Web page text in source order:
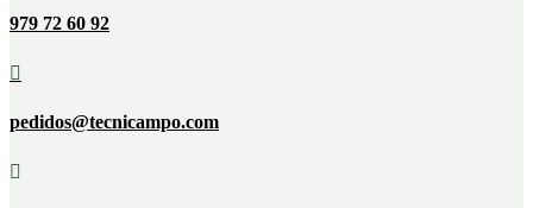
979 72 60 92

pedidos@tecnicampo.com
